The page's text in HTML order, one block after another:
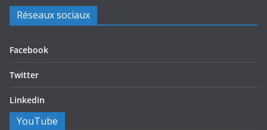
Réseaux sociaux
Facebook
Twitter
Linkedin
YouTube